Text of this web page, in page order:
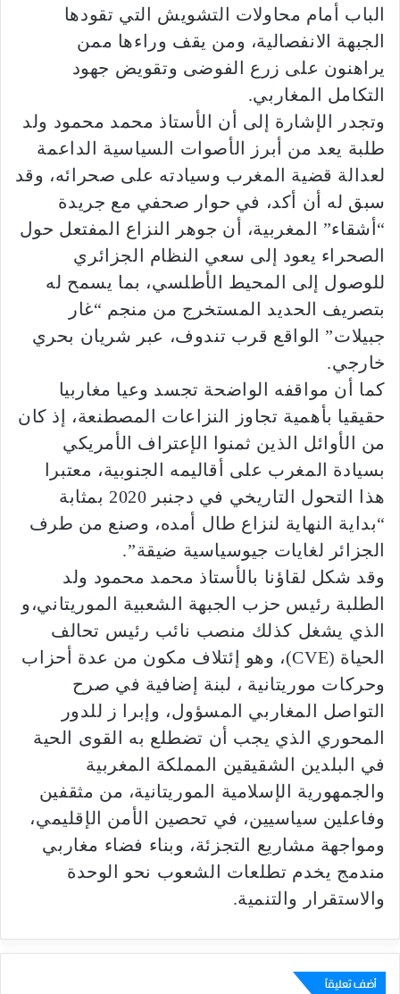
الباب أمام محاولات التشويش التي تقودها
الجبهة الانفصالية، ومن يقف وراءها ممن
يراهنون على زرع الفوضى وتقويض جهود
التكامل المغاربي.
وتجدر الإشارة إلى أن الأستاذ محمد محمود ولد
طلبة يعد من أبرز الأصوات السياسية الداعمة
لعدالة قضية المغرب وسيادته على صحرائه، وقد
سبق له أن أكد، في حوار صحفي مع جريدة
“أشقاء” المغربية، أن جوهر النزاع المفتعل حول
الصحراء يعود إلى سعي النظام الجزائري
للوصول إلى المحيط الأطلسي، بما يسمح له
بتصريف الحديد المستخرج من منجم “غار
جبيلات” الواقع قرب تندوف، عبر شريان بحري
خارجي.
كما أن مواقفه الواضحة تجسد وعيا مغاربيا
حقيقيا بأهمية تجاوز النزاعات المصطنعة، إذ كان
من الأوائل الذين ثمنوا الإعتراف الأمريكي
بسيادة المغرب على أقاليمه الجنوبية، معتبرا
هذا التحول التاريخي في دجنبر 2020 بمثابة
“بداية النهاية لنزاع طال أمده، وصنع من طرف
الجزائر لغايات جيوسياسية ضيقة”.
وقد شكل لقاؤنا بالأستاذ محمد محمود ولد
الطلبة رئيس حزب الجبهة الشعبية الموريتاني،و
الذي يشغل كذلك منصب نائب رئيس تحالف
الحياة (CVE)، وهو إئتلاف مكون من عدة أحزاب
وحركات موريتانية ، لبنة إضافية في صرح
التواصل المغاربي المسؤول، وإبرا ز للدور
المحوري الذي يجب أن تضطلع به القوى الحية
في البلدين الشقيقين المملكة المغربية
والجمهورية الإسلامية الموريتانية، من مثقفين
وفاعلين سياسيين، في تحصين الأمن الإقليمي،
ومواجهة مشاريع التجزئة، وبناء فضاء مغاربي
مندمج يخدم تطلعات الشعوب نحو الوحدة
والاستقرار والتنمية.
أضف تعليقاً